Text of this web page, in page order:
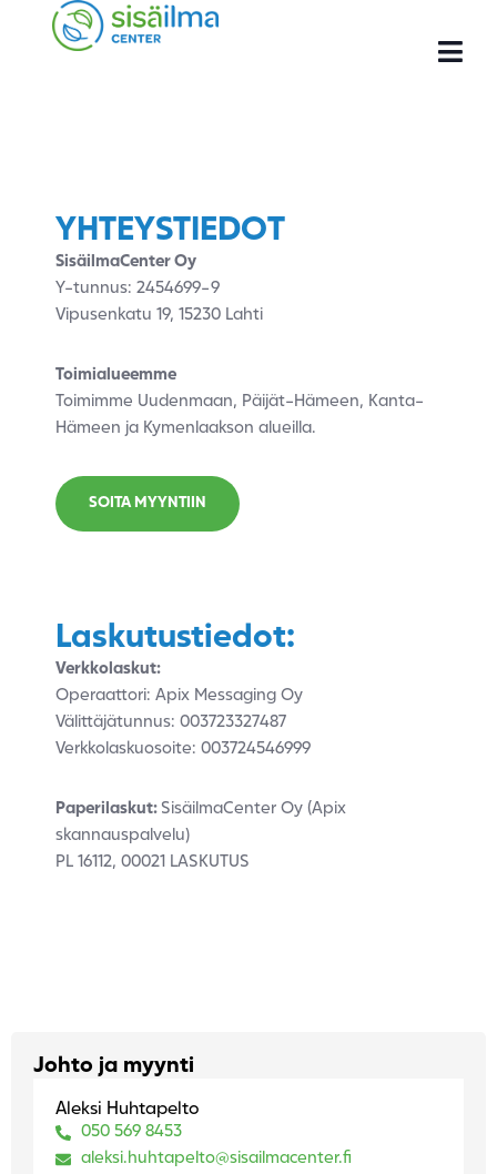
YHTEYSTIEDOT
SisäilmaCenter Oy
Y-tunnus: 2454699-9
Vipusenkatu 19, 15230 Lahti
Toimialueemme
Toimimme Uudenmaan, Päijät-Hämeen, Kanta-
Hämeen ja Kymenlaakson alueilla.
SOITA MYYNTIIN
Laskutustiedot:
Verkkolaskut:
Operaattori: Apix Messaging Oy
Välittäjätunnus: 003723327487
Verkkolaskuosoite: 003724546999
Paperilaskut: SisäilmaCenter Oy (Apix
skannauspalvelu)
PL 16112, 00021 LASKUTUS
Johto ja myynti
Aleksi Huhtapelto
050 569 8453
aleksi.huhtapelto@sisailmacenter.fi